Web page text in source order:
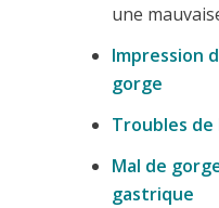
une
Impression
gorge
Troubles de
Mal de
gastrique